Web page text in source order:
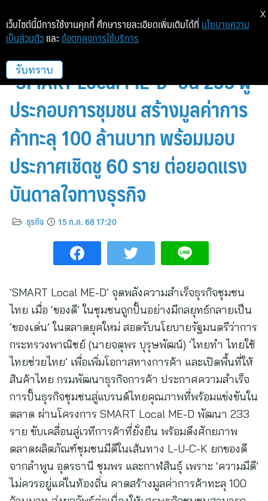
กรมพัฒนาธุรกิจฯ โชว์ผลสัมฤทธิ์
‘SMART Local ME-D’ ปั้น 233 ผู้
ประกอบการชุมชน สร้างมูลค่าการ
ค้าทะลุ 100 ล้านบาท พร้อมมอบ
ประกาศเชิดชู 60 ราย ต่อยอดแรง
บันดาลใจทางธุรกิจ
ธุรกิจ 15 ก.ค. 68 17:20
‘SMART Local ME-D’ จุดพลังความสำเร็จธุรกิจชุมชน
ไทย เมื่อ ‘ของดี’ ในชุมชนถูกปั้นอย่างมีกลยุทธ์กลายเป็น
‘ของเด่น’ ในตลาดยุคใหม่ สอดรับนโยบายรัฐมนตรีว่าการ
กระทรวงพาณิชย์ (นายจตุพร บุรุษพัฒน์) ‘ไทยทำ ไทยใช้
ไทยช่วยไทย’ เพื่อเพิ่มโอกาสทางการค้า และเปิดพื้นที่ให้
สินค้าไทย กรมพัฒนาธุรกิจการค้า ประกาศความสำเร็จ
การปั้นธุรกิจชุมชนสู่แบรนด์ไทยคุณภาพที่พร้อมแข่งขันใน
ตลาด ผ่านโครงการ SMART Local ME-D พัฒนา 233
ราย ขับเคลื่อนสู่เวทีการค้าที่ยั่งยืน พร้อมดึงศักยภาพ
ตลาดผลิตภัณฑ์ชุมชนมีดีในเส้นทาง L-U-C-K ยกของดี
จากลำพูน อุดรธานี ชุมพร และกาฬสินธุ์ เพราะ ‘ความมีดี’
ไม่ควรอยู่แค่ในท้องถิ่น คาดสร้างมูลค่าการค้าทะลุ 100
เว็บไซต์นี้มีการใช้งานคุกกี้ ศึกษารายละเอียดเพิ่มเติมได้ที่ นโยบายความ
เป็นส่วนตัว และ ข้อตกลงการใช้บริการ
รับทราบ
X